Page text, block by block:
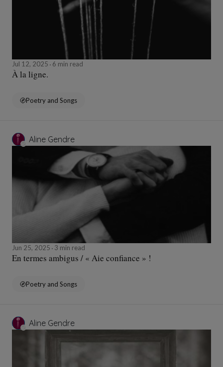
Jul 12, 2025 6 min read
À la ligne.
Poetry and Songs
Aline Gendre
Jun 25, 2025 3 min read
En termes ambigus / « Aie confiance » !
Poetry and Songs
Aline Gendre